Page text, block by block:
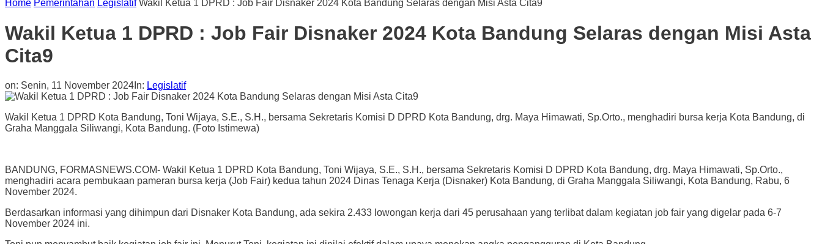
Home Pemerintahan Legislatif Wakil Ketua 1 DPRD : Job Fair Disnaker 2024 Kota Bandung Selaras dengan Misi Asta Cita9
Wakil Ketua 1 DPRD : Job Fair Disnaker 2024 Kota Bandung Selaras dengan Misi Asta
Cita9
on: Senin, 11 November 2024 In: Legislatif
Wakil Ketua 1 DPRD Kota Bandung, Toni Wijaya, S.E., S.H., bersama Sekretaris Komisi D DPRD Kota Bandung, drg. Maya Himawati, Sp.Orto., menghadiri bursa kerja Kota Bandung, di
Graha Manggala Siliwangi, Kota Bandung. (Foto Istimewa)
BANDUNG, FORMASNEWS.COM- Wakil Ketua 1 DPRD Kota Bandung, Toni Wijaya, S.E., S.H., bersama Sekretaris Komisi D DPRD Kota Bandung, drg. Maya Himawati, Sp.Orto.,
menghadiri acara pembukaan pameran bursa kerja (Job Fair) kedua tahun 2024 Dinas Tenaga Kerja (Disnaker) Kota Bandung, di Graha Manggala Siliwangi, Kota Bandung, Rabu, 6
November 2024.
Berdasarkan informasi yang dihimpun dari Disnaker Kota Bandung, ada sekira 2.433 lowongan kerja dari 45 perusahaan yang terlibat dalam kegiatan job fair yang digelar pada 6-7
November 2024 ini.